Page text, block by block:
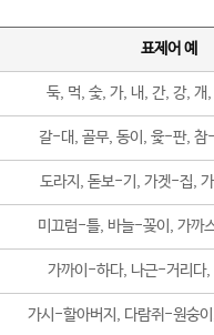
표제어 예
둑, 먹, 숯, 가, 내, 간, 강, 개
갈-대, 골무, 동이, 윷-판, 참
도라지, 돋보-기, 가겟-집,
미끄럼-틀, 바늘-꽂이, 가까
가까이-하다, 나근-거리다
가시-할아버지, 다람쥐-원숭